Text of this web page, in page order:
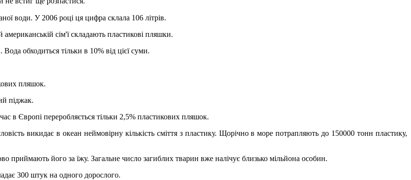
води. У 2006 році ця цифра склала 106 літрів.
американській сім'ї складають пластикові пляшки.
обходиться тільки в 10% від цієї суми.
пляшок.
піджак.
в Європі переробляється тільки 2,5% пластикових пляшок.
викидає в океан неймовірну кількість сміття з пластику. Щорічно в море потрапляють до 150000 тонн пластику,
приймають його за їжу. Загальне число загиблих тварин вже налічує близько мільйона особин.
300 штук на одного дорослого.